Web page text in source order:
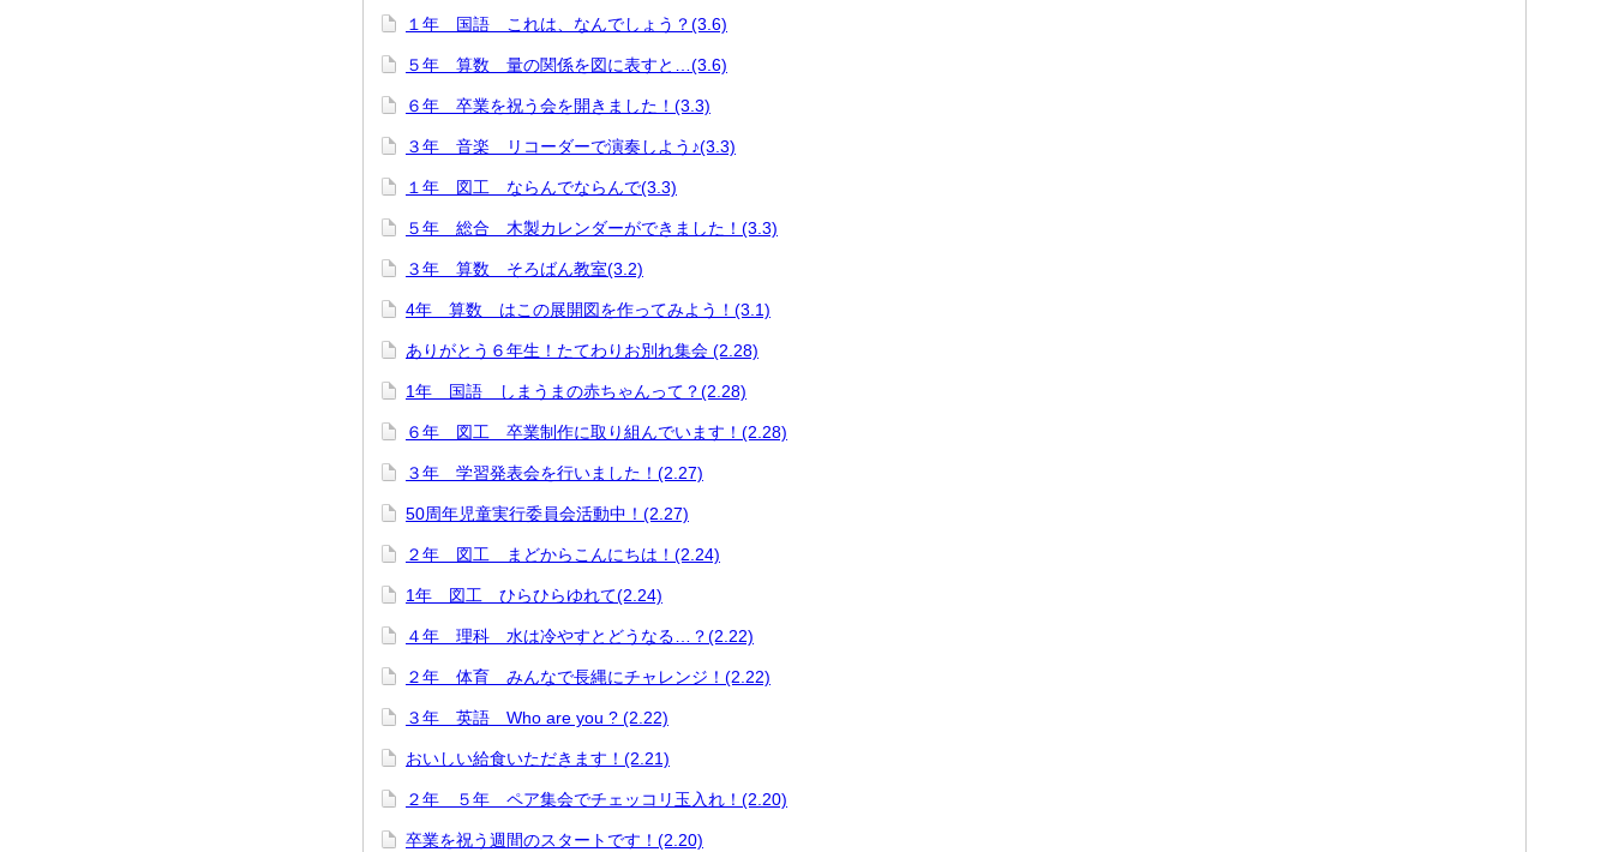
１年 国語 これは、なんでしょう？(3.6)
５年 算数 量の関係を図に表すと…(3.6)
６年 卒業を祝う会を開きました！(3.3)
３年 音楽 リコーダーで演奏しよう♪(3.3)
１年 図工 ならんでならんで(3.3)
５年 総合 木製カレンダーができました！(3.3)
３年 算数 そろばん教室(3.2)
4年 算数 はこの展開図を作ってみよう！(3.1)
ありがとう６年生！たてわりお別れ集会 (2.28)
1年 国語 しまうまの赤ちゃんって？(2.28)
６年 図工 卒業制作に取り組んでいます！(2.28)
３年 学習発表会を行いました！(2.27)
50周年児童実行委員会活動中！(2.27)
２年 図工 まどからこんにちは！(2.24)
1年 図工 ひらひらゆれて(2.24)
４年 理科 水は冷やすとどうなる…？(2.22)
２年 体育 みんなで長縄にチャレンジ！(2.22)
３年 英語 Who are you ? (2.22)
おいしい給食いただきます！(2.21)
２年 ５年 ペア集会でチェッコリ玉入れ！(2.20)
卒業を祝う週間のスタートです！(2.20)